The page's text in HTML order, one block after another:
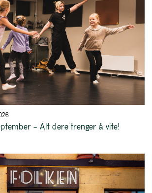
– Alt dere trenger å vite!